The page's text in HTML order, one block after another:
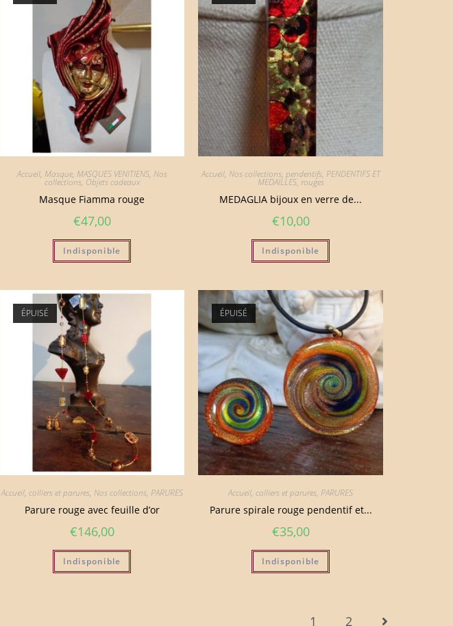
Accueil, Masque, MASQUES VENITIENS, Nos
collections, Objets cadeaux
Masque Fiamma rouge
€47,00
Indisponible
Accueil, Nos collections, pendentifs, PENDENTIFS ET
MEDAILLES, rouges
MEDAGLIA bijoux en verre de...
€10,00
Indisponible
ÉPUISÉ
Accueil, colliers et parures, Nos collections, PARURES
Parure rouge avec feuille d’or
€146,00
Indisponible
ÉPUISÉ
Accueil, colliers et parures, PARURES
Parure spirale rouge pendentif et...
€35,00
Indisponible
1 2